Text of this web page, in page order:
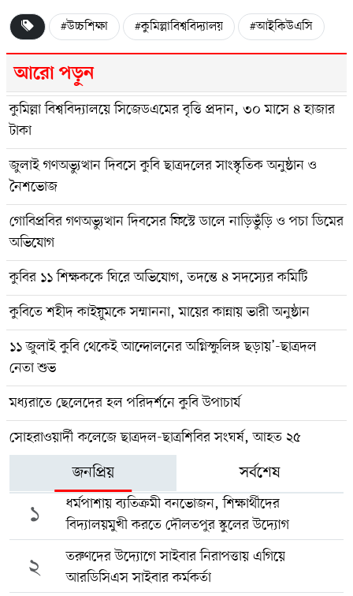
#উচ্চশিক্ষা #কুমিল্লাবিশ্ববিদ্যালয় #আইকিউএসি
আরো পড়ুন
কুমিল্লা বিশ্ববিদ্যালয়ে সিজেডএমের বৃত্তি প্রদান, ৩০ মাসে ৪ হাজার
টাকা
জুলাই গণঅভ্যুত্থান দিবসে কুবি ছাত্রদলের সাংস্কৃতিক অনুষ্ঠান ও
নৈশভোজ
গোবিপ্রবির গণঅভ্যুত্থান দিবসের ফিস্টে ডালে নাড়িভুঁড়ি ও পচা ডিমের
অভিযোগ
কুবির ১১ শিক্ষককে ঘিরে অভিযোগ, তদন্তে ৪ সদস্যের কমিটি
কুবিতে শহীদ কাইয়ুমকে সম্মাননা, মায়ের কান্নায় ভারী অনুষ্ঠান
১১ জুলাই কুবি থেকেই আন্দোলনের অগ্নিস্ফুলিঙ্গ ছড়ায়’-ছাত্রদল
নেতা শুভ
মধ্যরাতে ছেলেদের হল পরিদর্শনে কুবি উপাচার্য
সোহরাওয়ার্দী কলেজে ছাত্রদল-ছাত্রশিবির সংঘর্ষ, আহত ২৫
জনপ্রিয় সর্বশেষ
১
ধর্মপাশায় ব্যতিক্রমী বনভোজন, শিক্ষার্থীদের
বিদ্যালয়মুখী করতে দৌলতপুর স্কুলের উদ্যোগ
২
তরুণদের উদ্যোগে সাইবার নিরাপত্তায় এগিয়ে
আরডিসিএস সাইবার কর্মকর্তা